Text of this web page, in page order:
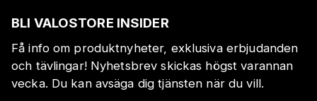
BLI VALOSTORE INSIDER
Få info om produktnyheter, exklusiva erbjudanden
och tävlingar! Nyhetsbrev skickas högst varannan
vecka. Du kan avsäga dig tjänsten när du vill.